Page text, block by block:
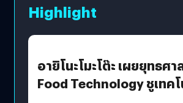
Highlight
อายิโนะโมะโต๊ะ เผยยุทธศ
Food Technology ชูเทค